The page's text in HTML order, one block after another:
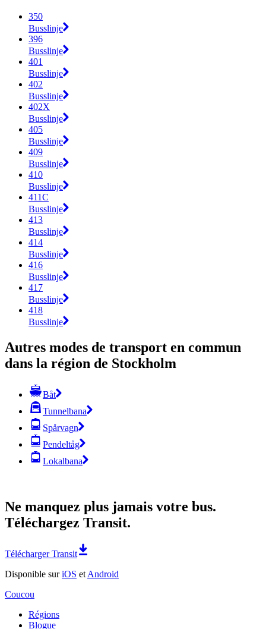
350
Busslinje
396
Busslinje
401
Busslinje
402
Busslinje
402X
Busslinje
405
Busslinje
409
Busslinje
410
Busslinje
411C
Busslinje
413
Busslinje
414
Busslinje
416
Busslinje
417
Busslinje
418
Busslinje
Autres modes de transport en commun
dans la région de Stockholm
Båt
Tunnelbana
Spårvagn
Pendeltåg
Lokalbana
Ne manquez plus jamais votre bus.
Téléchargez Transit.
Télécharger Transit
Disponible suriOS et Android
Coucou
Régions
Blogue